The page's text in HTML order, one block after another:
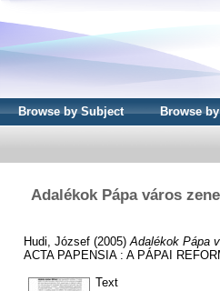
Browse by Subject Browse
Adalékok Pápa város
Hudi, József (2005) Adalékok Pápa
ACTA PAPENSIA : A PÁPAI
Text